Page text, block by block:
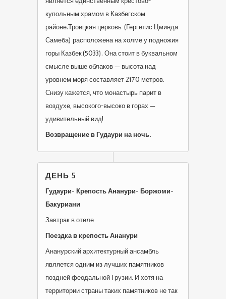
купольным храмом в Казбегском
районе.Троицкая церковь (Гергетис Цминда
Самеба) расположена на холме у подножия
горы Казбек(5033). Она стоит в буквальном
смысле выше облаков — высота над
уровнем моря составляет 2170 метров.
Снизу кажется, что монастырь парит в
воздухе, высокого-высоко в горах —
удивительный вид!
Возвращение в Гудаури на ночь.
ДЕНЬ 5
Гудаури- Крепость Ананури- Боржоми-
Бакуриани
Завтрак в отеле
Поездка в крепость Ананури
Ананурский архитектурный ансамбль
является одним из лучших памятников
поздней феодальной Грузии. И хотя на
территории страны таких памятников не так